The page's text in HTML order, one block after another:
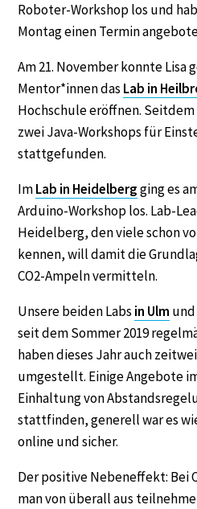
Roboter-Workshop los und
Montag einen Termin
Am 21. November konnte Lisa
Mentor*innen das Lab in
Hochschule eröffnen.
zwei Java-Workshops für
stattgefunden.
ImLab in Heidelbergging es
Arduino-Workshop los. Lab-
Heidelberg, den viele schon
kennen, will damit die
CO2-Ampeln vermitteln.
Unsere beiden Labs in Ulm und
seit dem Sommer 2019
haben dieses Jahr auch
umgestellt. Einige Angebote
Einhaltung von
stattfinden, generell war es
online und sicher.
Der positive Nebeneffekt: Bei
man von überall aus